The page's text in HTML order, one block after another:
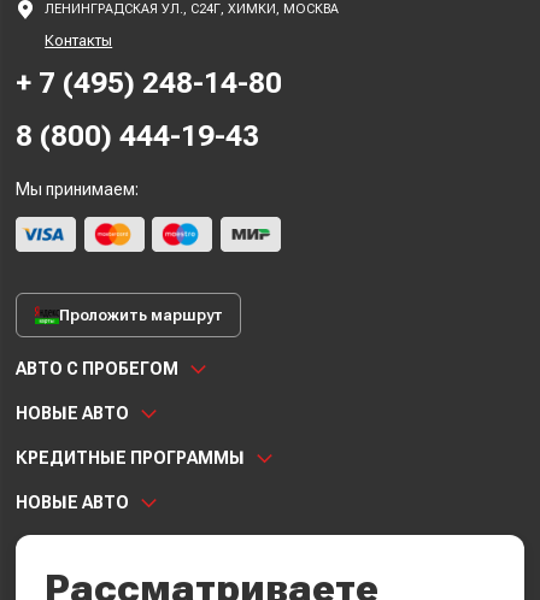
ЛЕНИНГРАДСКАЯ УЛ., С24Г, ХИМКИ, МОСКВА
Контакты
+ 7 (495) 248-14-80
8 (800) 444-19-43
Мы принимаем:
Проложить маршрут
АВТО С ПРОБЕГОМ
НОВЫЕ АВТО
КРЕДИТНЫЕ ПРОГРАММЫ
НОВЫЕ АВТО
Рассматриваете